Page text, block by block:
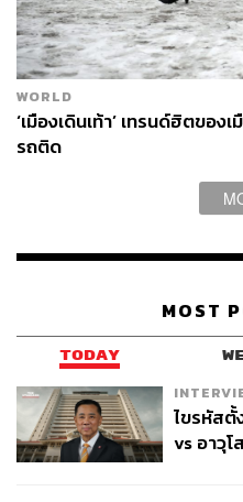
WORLD
‘เมืองเดินเท้า’ เทรนด์ฮิตขอ
รถติด
MOST
TODAY
ไขรหัสตั้
vs อาวุโ